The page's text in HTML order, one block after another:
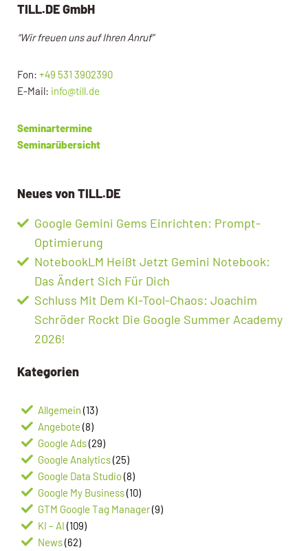
TILL.DE GmbH
“Wir freuen uns auf Ihren Anruf”
Fon: +49 531 3902390
E-Mail: info@till.de
Seminartermine
Seminarübersicht
Neues von TILL.DE
Google Gemini Gems Einrichten: Prompt-
Optimierung
NotebookLM Heißt Jetzt Gemini Notebook:
Das Ändert Sich Für Dich
Schluss Mit Dem KI-Tool-Chaos: Joachim
Schröder Rockt Die Google Summer Academy
2026!
Kategorien
Allgemein (13)
Angebote (8)
Google Ads(29)
Google Analytics(25)
Google Data Studio(8)
Google My Business(10)
GTM Google Tag Manager(9)
KI – AI (109)
News(62)